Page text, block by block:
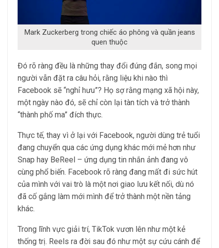
Mark Zuckerberg trong chiếc áo phông và quần jeans
quen thuộc
Đó rõ ràng đều là những thay đổi đúng đắn, song mọi
người vẫn đặt ra câu hỏi, rằng liệu khi nào thì
Facebook sẽ “nghỉ hưu”? Họ sợ rằng mạng xã hội này,
một ngày nào đó, sẽ chỉ còn lại tàn tích và trở thành
“thành phố ma” đích thực.
Thực tế, thay vì ở lại với Facebook, người dùng trẻ tuổi
đang chuyển qua các ứng dụng khác mới mẻ hơn như
Snap hay BeReel – ứng dụng tin nhắn ảnh đang vô
cùng phổ biến. Facebook rõ ràng đang mất đi sức hút
của mình với vai trò là một nơi giao lưu kết nối, dù nó
đã cố gắng làm mới mình để trở thành một nền tảng
khác.
Trong lĩnh vực giải trí, TikTok vươn lên như một kẻ
thống trị. Reels ra đời sau đó như một sự cứu cánh để